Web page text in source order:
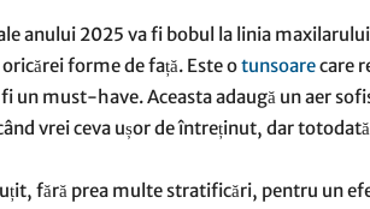
anului 2025 va fi bobul la linia
forme de față. Este otunsoarecare
un must-have. Aceasta adaugă un aer
vrei ceva ușor de întreținut, dar
fără prea multe stratificări, pentru un